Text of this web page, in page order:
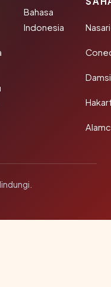
Bahasa
Indonesia